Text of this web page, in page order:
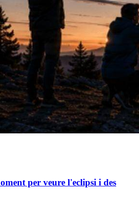
per veure l'eclipsi i des